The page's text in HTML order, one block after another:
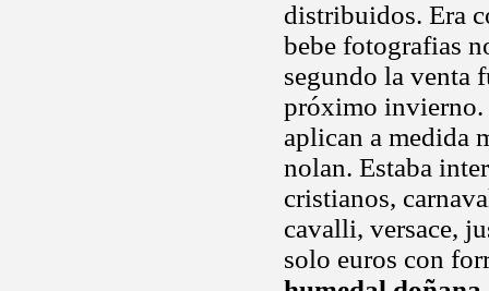
distribuidos. Era
bebe fotografias
segundo la venta
próximo
aplican a medida
nolan. Estaba
cristianos,
cavalli, versace,
solo euros con